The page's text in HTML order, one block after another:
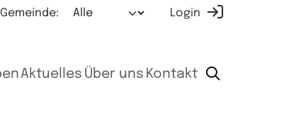
Login
Aktuelles Über uns Kontakt